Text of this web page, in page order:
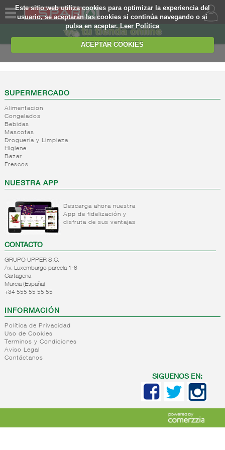
Este sitio web utiliza cookies para optimizar la experiencia del
usuario, se aceptarán las cookies si continúa navegando o si
pulsa en aceptar.Leer Política
ACEPTAR COOKIES
SOMOS
WEB
EJEMPLO
SUPERMERCADO
Alimentacion
Congelados
Bebidas
Mascotas
Droguería y Limpieza
Higiene
Bazar
Frescos
NUESTRA APP
Descarga ahora nuestra
App de fidelización y
disfruta de sus ventajas
CONTACTO
GRUPO UPPER S.C.
Av. Luxemburgo parcela 1-6
Cartagena
Murcia (España)
+34 555 55 55 55
INFORMACIÓN
Política de Privacidad
Uso de Cookies
Terminos y Condiciones
Aviso Legal
Contáctanos
SIGUENOS EN: